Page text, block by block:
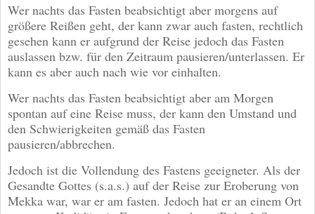
Wer nachts das Fasten beabsichtigt aber morgens auf
größere Reißen geht, der kann zwar auch fasten, rechtlich
gesehen kann er aufgrund der Reise jedoch das Fasten
auslassen bzw. für den Zeitraum pausieren/unterlassen. Er
kann es aber auch nach wie vor einhalten.
Wer nachts das Fasten beabsichtigt aber am Morgen
spontan auf eine Reise muss, der kann den Umstand und
den Schwierigkeiten gemäß das Fasten
pausieren/abbrechen.
Jedoch ist die Vollendung des Fastens geeigneter. Als der
Gesandte Gottes (s.a.s.) auf der Reise zur Eroberung von
Mekka war, war er am fasten. Jedoch hat er an einem Ort